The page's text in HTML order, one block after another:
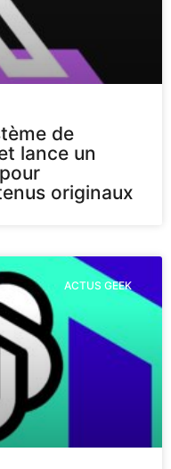
de
lance un
originaux
ACTUS GEEK